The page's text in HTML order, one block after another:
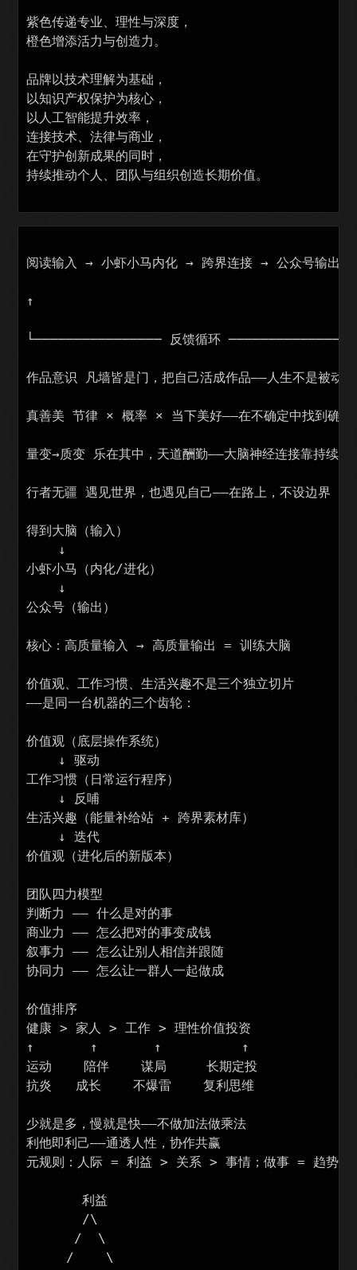
紫色传递专业、理性与深度，
橙色增添活力与创造力。
品牌以技术理解为基础，
以知识产权保护为核心，
以人工智能提升效率，
连接技术、法律与商业，
在守护创新成果的同时，
持续推动个人、团队与组织创造长期价值。
阅读输入 → 小虾小马内化 → 跨界连接 → 公众号输出
↑
└──────────────── 反馈循环
作品意识 凡墙皆是门，把自己活成作品——人生不是被动
真善美 节律 × 概率 × 当下美好——在不确定中找到确定
量变→质变 乐在其中，天道酬勤——大脑神经连接靠持续输
行者无疆 遇见世界，也遇见自己——在路上，不设边界
得到大脑（输入）
    ↓
小虾小马（内化/进化）
    ↓
公众号（输出）
核心：高质量输入 → 高质量输出 = 训练大脑
价值观、工作习惯、生活兴趣不是三个独立切片
——是同一台机器的三个齿轮：
价值观（底层操作系统）
    ↓ 驱动
工作习惯（日常运行程序）
    ↓ 反哺
生活兴趣（能量补给站 + 跨界素材库）
    ↓ 迭代
价值观（进化后的新版本）
团队四力模型
判断力 —— 什么是对的事
商业力 —— 怎么把对的事变成钱
叙事力 —— 怎么让别人相信并跟随
协同力 —— 怎么让一群人一起做成
价值排序
健康 > 家人 > 工作 > 理性价值投资
↑       ↑       ↑          ↑
运动    陪伴    谋局     长期定投
抗炎   成长    不爆雷    复利思维
少就是多，慢就是快——不做加法做乘法
利他即利己——通透人性，协作共赢
元规则：人际 = 利益 > 关系 > 事情；做事 = 趋势
       利益
       /\
      /  \
     /    \